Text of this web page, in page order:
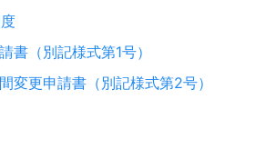
Crowdfunding Projects
履修科目の確認（最終）について
取扱いについて
令和7年台風第22号に伴う災害に
書（別記様式第1号）
変更申請書（別記様式第2号）